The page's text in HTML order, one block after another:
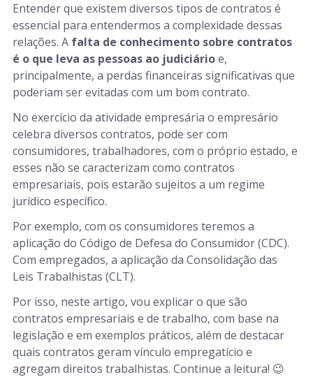
Entender que existem diversos tipos de contratos é
essencial para entendermos a complexidade dessas
relações. A falta de conhecimento sobre contratos
é o que leva as pessoas ao judiciárioe,
principalmente, a perdas financeiras significativas que
poderiam ser evitadas com um bom contrato.
No exercício da atividade empresária o empresário
celebra diversos contratos, pode ser com
consumidores, trabalhadores, com o próprio estado, e
esses não se caracterizam como contratos
empresariais, pois estarão sujeitos a um regime
jurídico específico.
Por exemplo, com os consumidores teremos a
aplicação do Código de Defesa do Consumidor (CDC).
Com empregados, a aplicação da Consolidação das
Leis Trabalhistas (CLT).
Por isso, neste artigo, vou explicar o que são
contratos empresariais e de trabalho, com base na
legislação e em exemplos práticos, além de destacar
quais contratos geram vínculo empregatício e
agregam direitos trabalhistas. Continue a leitura! 😉